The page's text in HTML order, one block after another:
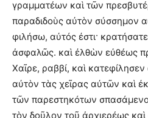
γραμματέων καὶ τῶν
παραδιδοὺς αὐτὸν σύσσημον
φιλήσω, αὐτός ἐστι·
ἀσφαλῶς. καὶ ἐλθὼν εὐθέως
Χαῖρε, ραββί, καὶ
αὐτὸν τὰς χεῖρας αὐτῶν καὶ
τῶν παρεστηκότων
τὸν δοῦλον τοῦ ἀρχιερέως